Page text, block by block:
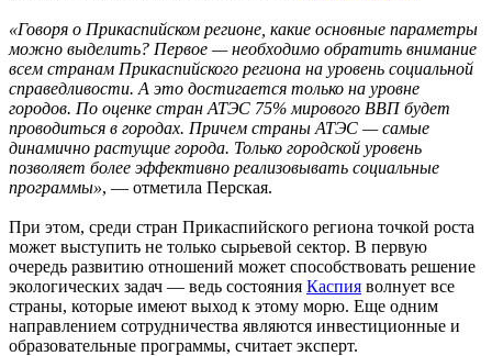
«Говоря о Прикаспийском регионе, какие основные параметры
можно выделить? Первое — необходимо обратить внимание
всем странам Прикаспийского региона на уровень социальной
справедливости. А это достигается только на уровне
городов. По оценке стран АТЭС 75% мирового ВВП будет
проводиться в городах. Причем страны АТЭС — самые
динамично растущие города. Только городской уровень
позволяет более эффективно реализовывать социальные
программы», — отметила Перская.
При этом, среди стран Прикаспийского региона точкой роста
может выступить не только сырьевой сектор. В первую
очередь развитию отношений может способствовать решение
экологических задач — ведь состояния Каспия волнует все
страны, которые имеют выход к этому морю. Еще одним
направлением сотрудничества являются инвестиционные и
образовательные программы, считает эксперт.